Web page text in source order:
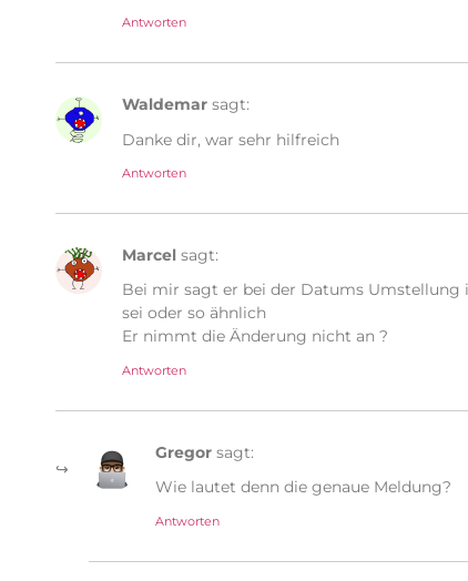
Antworten
Waldemar sagt:
Danke dir, war sehr hilfreich
Antworten
Marcel sagt:
Bei mir sagt er bei der Datums Umstellung
sei oder so ähnlich
Er nimmt die Änderung nicht an ?
Antworten
Gregor sagt:
Wie lautet denn die genaue Meldung?
Antworten